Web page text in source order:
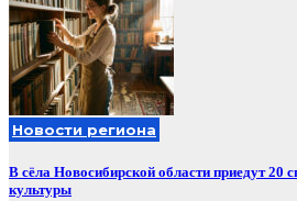
Новости региона
В сёла Новосибирской области приедут 20
культуры